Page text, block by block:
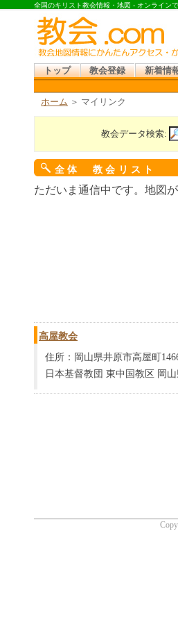
全国のキリスト教会情報・地図 - オンライン
トップ 教会登録 新着情
ホーム ＞ マイリンク
教会データ検索:
全体 教会リスト
ただいま通信中です。地図
高屋教会
住所：岡山県井原市高屋町
日本基督教団 東中国教区 岡